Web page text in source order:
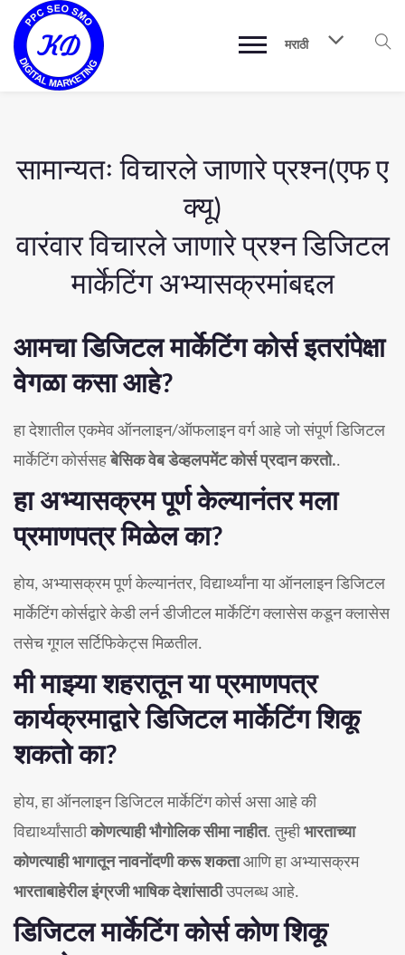
मराठी
सामान्यतः विचारले जाणारे प्रश्न(एफ ए
क्यू)
वारंवार विचारले जाणारे प्रश्न डिजिटल
मार्केटिंग अभ्यासक्रमांबद्दल
आमचा डिजिटल मार्केटिंग कोर्स इतरांपेक्षा
वेगळा कसा आहे?
हा देशातील एकमेव ऑनलाइन/ऑफलाइन वर्ग आहे जो संपूर्ण डिजिटल
मार्केटिंग कोर्ससहबेसिक वेब डेव्हलपमेंट कोर्स प्रदान करतो..
हा अभ्यासक्रम पूर्ण केल्यानंतर मला
प्रमाणपत्र मिळेल का?
होय, अभ्यासक्रम पूर्ण केल्यानंतर, विद्यार्थ्यांना या ऑनलाइन डिजिटल
मार्केटिंग कोर्सद्वारे केडी लर्न डीजीटल मार्केटिंग क्लासेस कडून क्लासेस
तसेच गूगल सर्टिफिकेट्स मिळतील.
मी माझ्या शहरातून या प्रमाणपत्र
कार्यक्रमाद्वारे डिजिटल मार्केटिंग शिकू
शकतो का?
होय, हा ऑनलाइन डिजिटल मार्केटिंग कोर्स असा आहे की
विद्यार्थ्यांसाठीकोणत्याही भौगोलिक सीमा नाहीत. तुम्हीभारताच्या
कोणत्याही भागातून नावनोंदणी करू शकताआणि हा अभ्यासक्रम
भारताबाहेरील इंग्रजी भाषिक देशांसाठीउपलब्ध आहे.
डिजिटल मार्केटिंग कोर्स कोण शिकू